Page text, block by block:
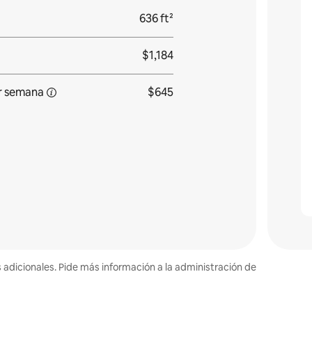
636 ft²
$1,184
semana $645
Pide más información a la administración de